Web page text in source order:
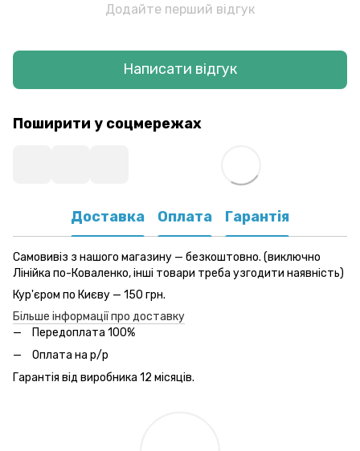
Додайте перший відгук
Написати відгук
Поширити у соцмережах
Доставка Оплата Гарантія
Самовивіз з нашого магазину — безкоштовно. (виключно
Лінійка по-Коваленко, інші товари треба узгодити наявність)
Кур'єром по Києву — 150 грн.
Більше інформації про доставку
Передоплата 100%
Оплата на р/р
Гарантія від виробника 12 місяців.